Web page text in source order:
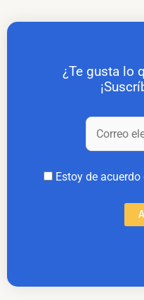
¿Te gusta lo
Estoy de acuerdo